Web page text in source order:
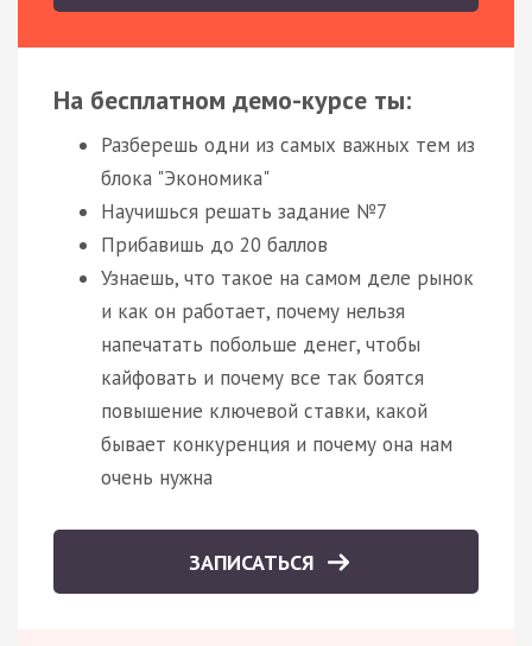
На бесплатном демо-курсе ты:
Разберешь одни из самых важных тем из
блока "Экономика"
Научишься решать задание №7
Прибавишь до 20 баллов
Узнаешь, что такое на самом деле рынок
и как он работает, почему нельзя
напечатать побольше денег, чтобы
кайфовать и почему все так боятся
повышение ключевой ставки, какой
бывает конкуренция и почему она нам
очень нужна
ЗАПИСАТЬСЯ